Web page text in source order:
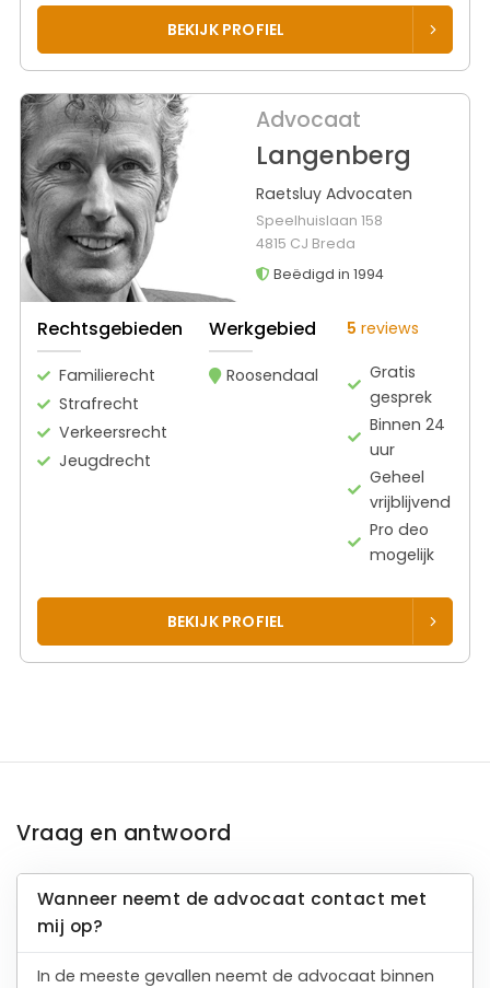
BEKIJK PROFIEL
Advocaat
Langenberg
Raetsluy Advocaten
Speelhuislaan 158
4815 CJ Breda
Beëdigd in 1994
Rechtsgebieden
Familierecht
Strafrecht
Verkeersrecht
Jeugdrecht
Werkgebied
Roosendaal
5 reviews
Gratis
gesprek
Binnen 24
uur
Geheel
vrijblijvend
Pro deo
mogelijk
BEKIJK PROFIEL
Vraag en antwoord
Wanneer neemt de advocaat contact met
mij op?
In de meeste gevallen neemt de advocaat binnen